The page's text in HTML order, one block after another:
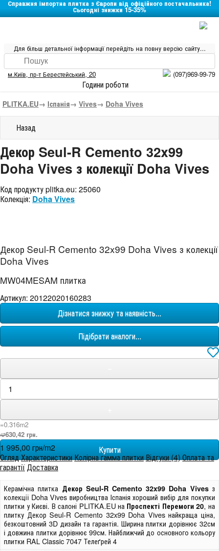
Справжня імпортна плитка з Європи від офіційного постачальника!
Сьогодні знижки 15-35%
Для більш детальної інформації перейдіть на повну версію сайту...
м.Київ, пр-т Берестейський, 20 (097)969-99-79
Години роботи
PLITKA.EU→ Іспанія→ Vives→ Doha Vives
Назад
Декор Seul-R Cemento 32x99
Doha Vives з колекції Doha Vives
Код продукту plitka.eu: 25060
Колекція: Doha Vives
Декор Seul-R Cemento 32x99 Doha Vives з колекції
Doha Vives
MW04MESAM плитка
Артикул: 20122020160283
Дізнатися знижку та наявність...
Підібрати аналоги...
=0.316m2
➫630,42 грн.
1 995,00 грн/m2
ОглядХарактеристикиКолірна гамма плиткиВідгуки (4)Оплата та
гарантії Доставка
Керамічна плитка Декор Seul-R Cemento 32x99 Doha Vivesз
колекції Doha Vives виробництва Іспанія хороший вибір для покупки
плитки у Києві. В салоні PLITKA.EU на Проспекті Перемоги 20, на
плитку Декор Seul-R Cemento 32x99 Doha Vives найкраща ціна,
безкоштовний 3D дизайн та гарантія. Ширина плитки дорівнює 32см
і довжина плитки дорівнює 99см. Найближчий до основного кольору
плитки RAL Classic 7047 Телеґрей 4